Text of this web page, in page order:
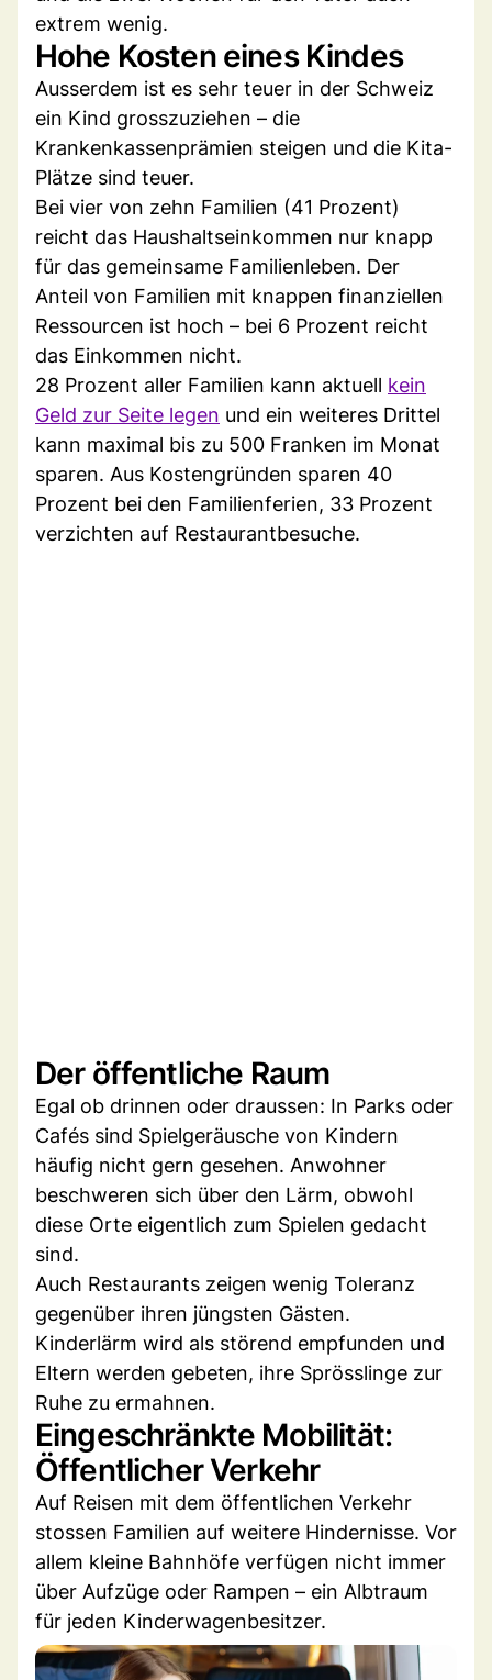
extrem wenig.
Hohe Kosten eines Kindes
Ausserdem ist es sehr teuer in der Schweiz
ein Kind grosszuziehen – die
Krankenkassenprämien steigen und die Kita-
Plätze sind teuer.
Bei vier von zehn Familien (41 Prozent)
reicht das Haushaltseinkommen nur knapp
für das gemeinsame Familienleben. Der
Anteil von Familien mit knappen finanziellen
Ressourcen ist hoch – bei 6 Prozent reicht
das Einkommen nicht.
28 Prozent aller Familien kann aktuell kein
Geld zur Seite legen und ein weiteres Drittel
kann maximal bis zu 500 Franken im Monat
sparen. Aus Kostengründen sparen 40
Prozent bei den Familienferien, 33 Prozent
verzichten auf Restaurantbesuche.
Der öffentliche Raum
Egal ob drinnen oder draussen: In Parks oder
Cafés sind Spielgeräusche von Kindern
häufig nicht gern gesehen. Anwohner
beschweren sich über den Lärm, obwohl
diese Orte eigentlich zum Spielen gedacht
sind.
Auch Restaurants zeigen wenig Toleranz
gegenüber ihren jüngsten Gästen.
Kinderlärm wird als störend empfunden und
Eltern werden gebeten, ihre Sprösslinge zur
Ruhe zu ermahnen.
Eingeschränkte Mobilität:
Öffentlicher Verkehr
Auf Reisen mit dem öffentlichen Verkehr
stossen Familien auf weitere Hindernisse. Vor
allem kleine Bahnhöfe verfügen nicht immer
über Aufzüge oder Rampen – ein Albtraum
für jeden Kinderwagenbesitzer.